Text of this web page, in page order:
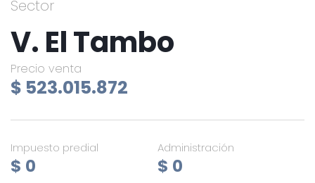
Sector
V. El Tambo
Precio venta
$ 523.015.872
Impuesto predial
$ 0
Administración
$ 0